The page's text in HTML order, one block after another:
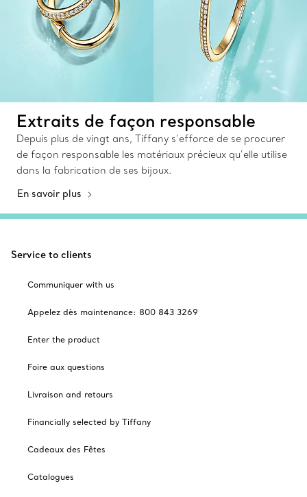
Extraits de façon responsable
Depuis plus de vingt ans, Tiffany s’efforce de se procurer
de façon responsable les matériaux précieux qu’elle utilise
dans la fabrication de ses bijoux.
En savoir plus
Service to clients
Communiquer with us
Appelez dès maintenance: 800 843 3269
Enter the product
Foire aux questions
Livraison and retours
Financially selected by Tiffany
Cadeaux des Fêtes
Catalogues